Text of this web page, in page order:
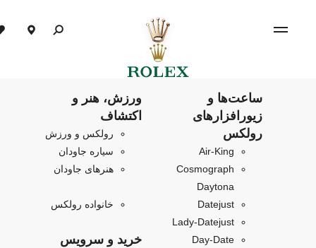
ساعت‌ها و
زیورافزارهای
رولکس
Air‑King
Cosmograph
Daytona
Datejust
Lady-Datejust
Day-Date
ورزش، هنر و
اکتشاف
رولکس و ورزش
سیاره جاودان
هنرهای جاودان
خانواده رولکس
خرید و سرویس